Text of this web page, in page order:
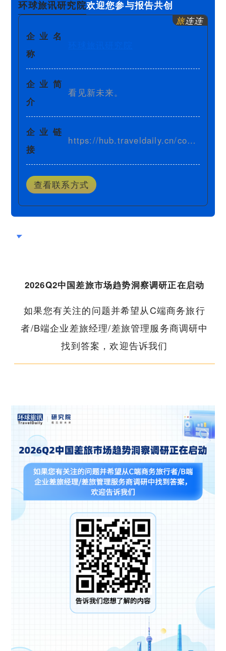
环球旅讯研究院欢迎您参与报告共创
旅连连
企业名
称
企业简
介
看见新未来。
企业链
接
https://hub.traveldaily.cn/company/210031
查看联系方式
2026Q2中国差旅市场趋势洞察调研正在启动
如果您有关注的问题并希望从C端商务旅行
者/B端企业差旅经理/差旅管理服务商调研中
找到答案，欢迎告诉我们